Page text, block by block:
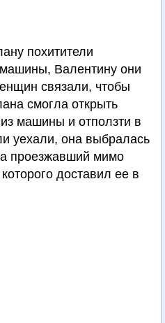
похитители
Валентину они
связали, чтобы
смогла открыть
машины и отползти в
уехали, она выбралась
проезжавший мимо
доставил ее в